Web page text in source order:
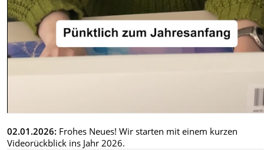
02.01.2026: Frohes Neues! Wir starten mit einem kurzen
Videorückblick ins Jahr 2026.